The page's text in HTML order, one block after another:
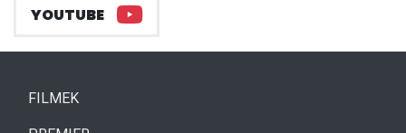
YOUTUBE
FILMEK(CURRENT)